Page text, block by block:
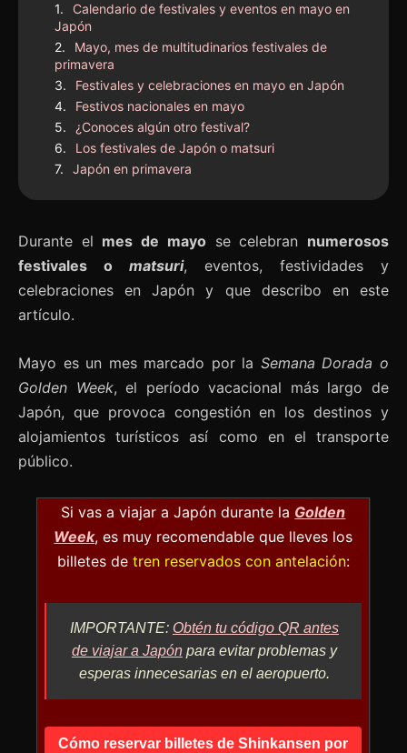
Calendario de festivales y eventos en mayo en
Japón
Mayo, mes de multitudinarios festivales de
primavera
Festivales y celebraciones en mayo en Japón
Festivos nacionales en mayo
¿Conoces algún otro festival?
Los festivales de Japón o matsuri
Japón en primavera
Durante el mes de mayose celebran numerosos
festivales o matsuri, eventos, festividades y
celebraciones en Japón y que describo en este
artículo.
Mayo es un mes marcado por la Semana Dorada o
Golden Week, el período vacacional más largo de
Japón, que provoca congestión en los destinos y
alojamientos turísticos así como en el transporte
público.
Si vas a viajar a Japón durante la Golden
Week, es muy recomendable que lleves los
billetes de tren reservados con antelación:
IMPORTANTE: Obtén tu código QR antes
de viajar a Japónpara evitar problemas y
esperas innecesarias en el aeropuerto.
Cómo reservar billetes de Shinkansen por